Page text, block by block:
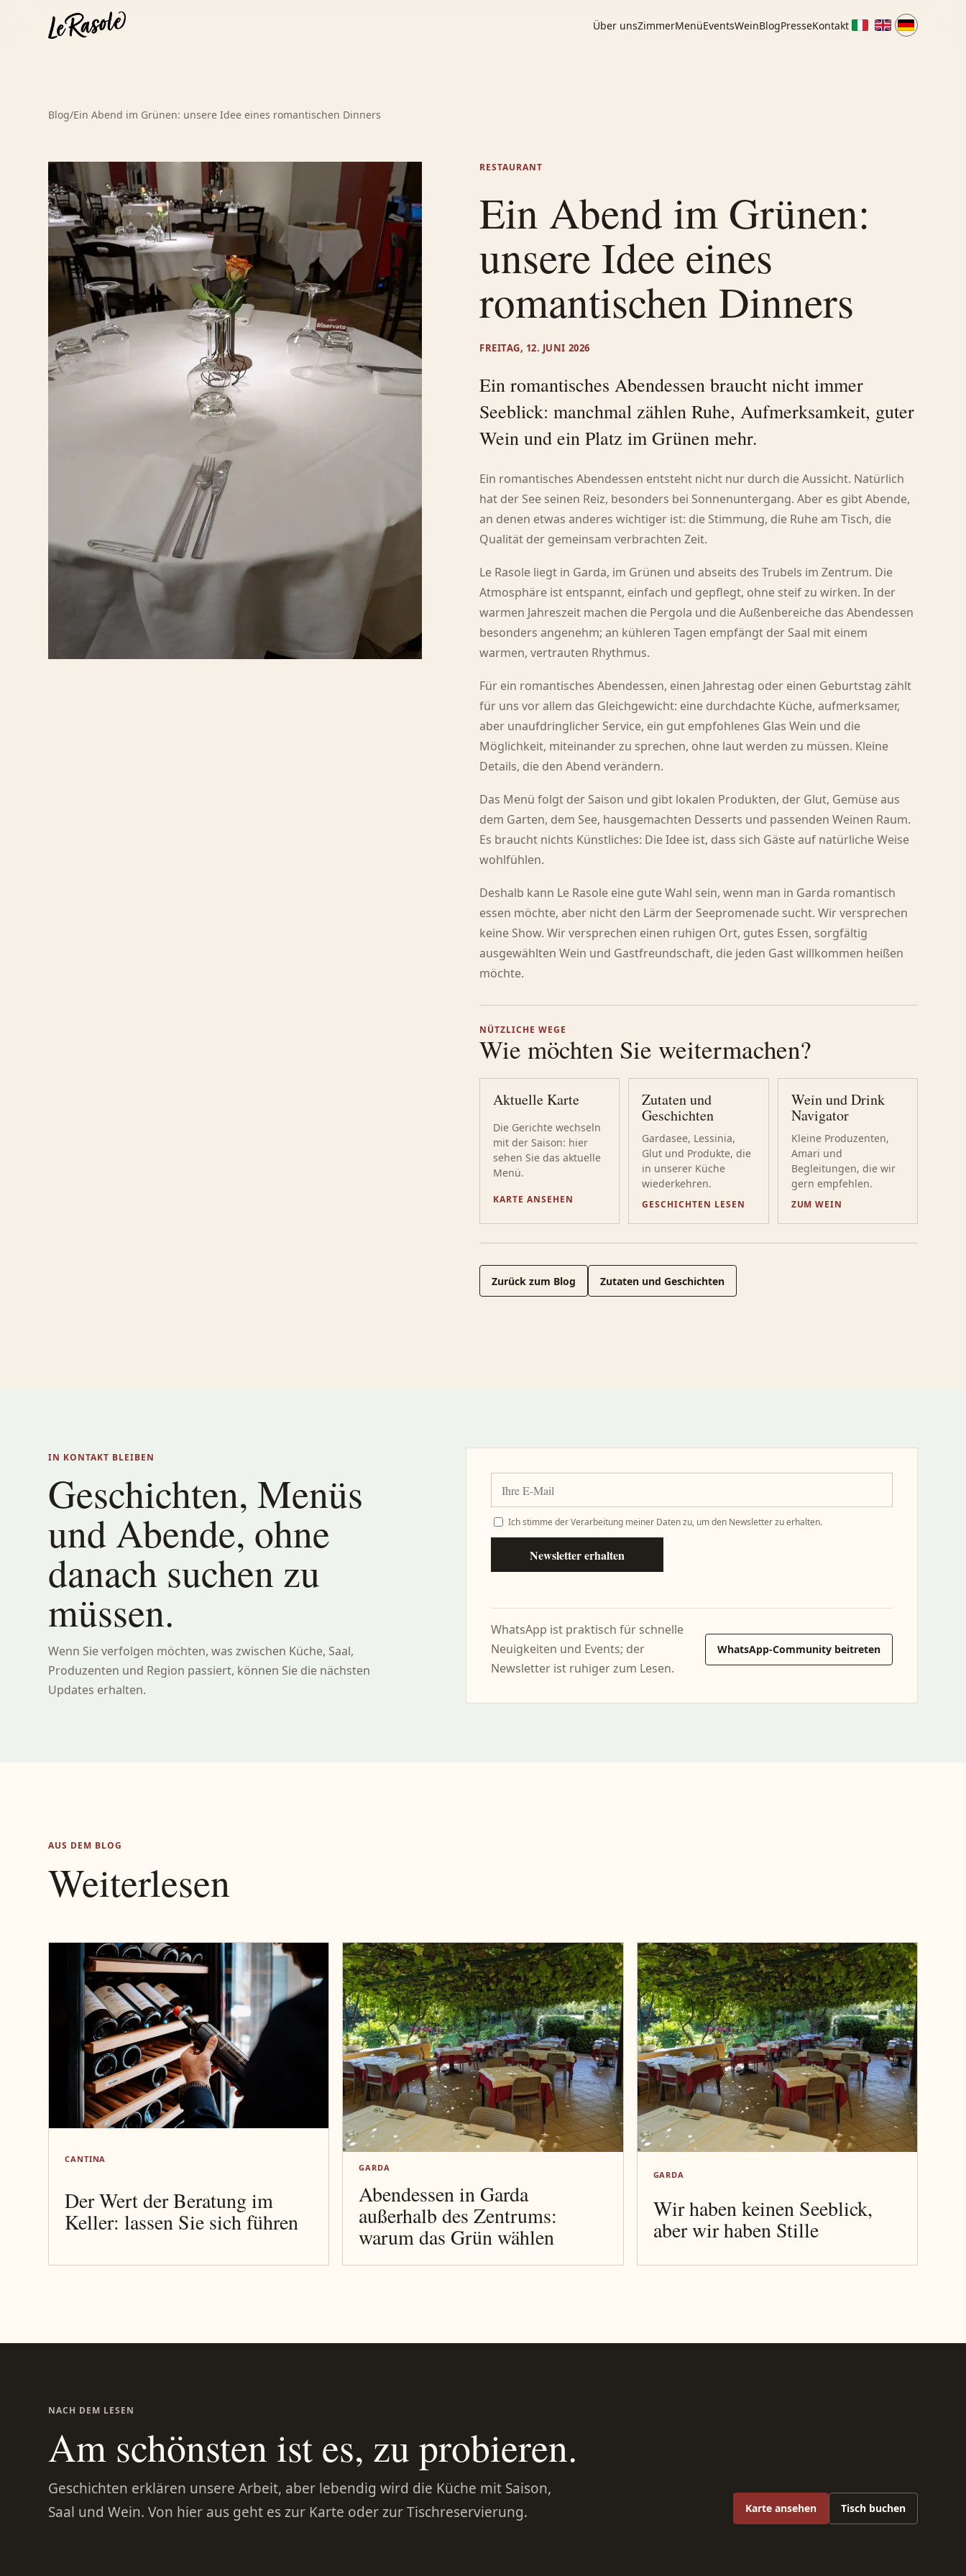
Über unsZimmerMenüEventsWeinBlogPresseKontakt
Blog/Ein Abend im Grünen: unsere Idee eines romantischen Dinners
RESTAURANT
Ein Abend im Grünen:
unsere Idee eines
romantischen Dinners
FREITAG, 12. JUNI 2026
Ein romantisches Abendessen braucht nicht immer
Seeblick: manchmal zählen Ruhe, Aufmerksamkeit, guter
Wein und ein Platz im Grünen mehr.
Ein romantisches Abendessen entsteht nicht nur durch die Aussicht. Natürlich
hat der See seinen Reiz, besonders bei Sonnenuntergang. Aber es gibt Abende,
an denen etwas anderes wichtiger ist: die Stimmung, die Ruhe am Tisch, die
Qualität der gemeinsam verbrachten Zeit.
Le Rasole liegt in Garda, im Grünen und abseits des Trubels im Zentrum. Die
Atmosphäre ist entspannt, einfach und gepflegt, ohne steif zu wirken. In der
warmen Jahreszeit machen die Pergola und die Außenbereiche das Abendessen
besonders angenehm; an kühleren Tagen empfängt der Saal mit einem
warmen, vertrauten Rhythmus.
Für ein romantisches Abendessen, einen Jahrestag oder einen Geburtstag zählt
für uns vor allem das Gleichgewicht: eine durchdachte Küche, aufmerksamer,
aber unaufdringlicher Service, ein gut empfohlenes Glas Wein und die
Möglichkeit, miteinander zu sprechen, ohne laut werden zu müssen. Kleine
Details, die den Abend verändern.
Das Menü folgt der Saison und gibt lokalen Produkten, der Glut, Gemüse aus
dem Garten, dem See, hausgemachten Desserts und passenden Weinen Raum.
Es braucht nichts Künstliches: Die Idee ist, dass sich Gäste auf natürliche Weise
wohlfühlen.
Deshalb kann Le Rasole eine gute Wahl sein, wenn man in Garda romantisch
essen möchte, aber nicht den Lärm der Seepromenade sucht. Wir versprechen
keine Show. Wir versprechen einen ruhigen Ort, gutes Essen, sorgfältig
ausgewählten Wein und Gastfreundschaft, die jeden Gast willkommen heißen
möchte.
NÜTZLICHE WEGE
Wie möchten Sie weitermachen?
Aktuelle Karte
Die Gerichte wechseln
mit der Saison: hier
sehen Sie das aktuelle
Menü.
KARTE ANSEHEN
Zutaten und
Geschichten
Gardasee, Lessinia,
Glut und Produkte, die
in unserer Küche
wiederkehren.
GESCHICHTEN LESEN
Wein und Drink
Navigator
Kleine Produzenten,
Amari und
Begleitungen, die wir
gern empfehlen.
ZUM WEIN
Zurück zum Blog Zutaten und Geschichten
IN KONTAKT BLEIBEN
Geschichten, Menüs
und Abende, ohne
danach suchen zu
müssen.
Wenn Sie verfolgen möchten, was zwischen Küche, Saal,
Produzenten und Region passiert, können Sie die nächsten
Updates erhalten.
Ich stimme der Verarbeitung meiner Daten zu, um den Newsletter zu erhalten.
Newsletter erhalten
WhatsApp ist praktisch für schnelle
Neuigkeiten und Events; der
Newsletter ist ruhiger zum Lesen.
WhatsApp-Community beitreten
AUS DEM BLOG
Weiterlesen
CANTINA
Der Wert der Beratung im
Keller: lassen Sie sich führen
GARDA
Abendessen in Garda
außerhalb des Zentrums:
warum das Grün wählen
GARDA
Wir haben keinen Seeblick,
aber wir haben Stille
NACH DEM LESEN
Am schönsten ist es, zu probieren.
Geschichten erklären unsere Arbeit, aber lebendig wird die Küche mit Saison,
Saal und Wein. Von hier aus geht es zur Karte oder zur Tischreservierung.
Karte ansehen Tisch buchen